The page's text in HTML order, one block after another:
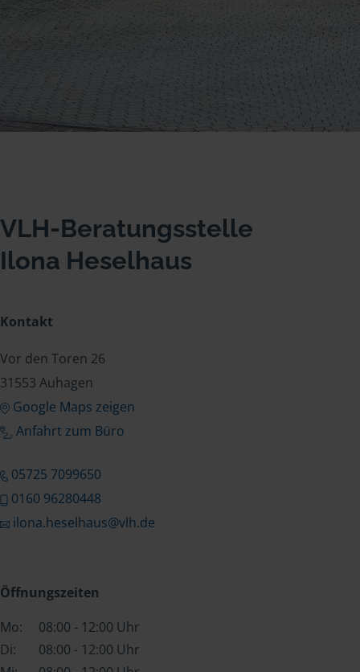
VLH-Beratungsstelle
Ilona Heselhaus
Kontakt
Vor den Toren 26
31553 Auhagen
Google Maps zeigen
Anfahrt zum Büro
05725 7099650
0160 96280448
ilona.heselhaus@vlh.de
Öffnungszeiten
Mo:
08:00 - 12:00 Uhr
Di:
08:00 - 12:00 Uhr